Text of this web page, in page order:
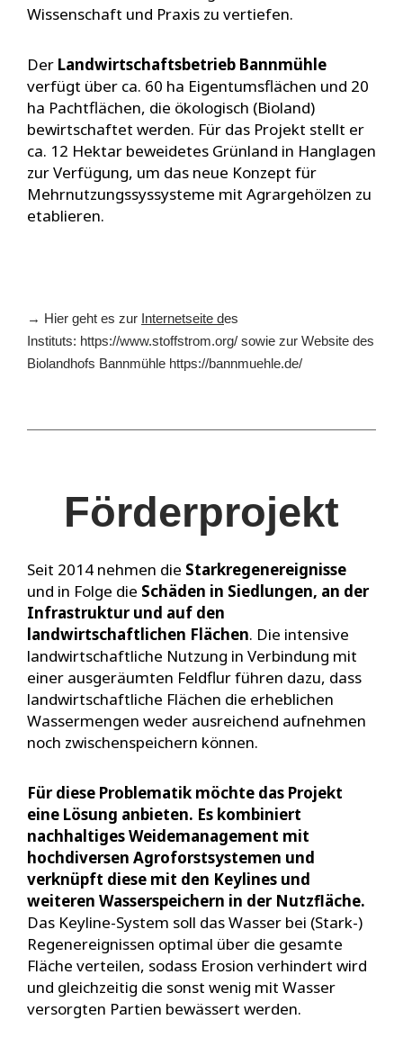
Wissenschaft und Praxis zu vertiefen.
Der Landwirtschaftsbetrieb Bannmühle
verfügt über ca. 60 ha Eigentumsflächen und 20
ha Pachtflächen, die ökologisch (Bioland)
bewirtschaftet werden. Für das Projekt stellt er
ca. 12 Hektar beweidetes Grünland in Hanglagen
zur Verfügung, um das neue Konzept für
Mehrnutzungssyssysteme mit Agrargehölzen zu
etablieren.
→ Hier geht es zur Internetseite des
Instituts: https://www.stoffstrom.org/ sowie zur Website des
Biolandhofs Bannmühle https://bannmuehle.de/
Förderprojekt
Seit 2014 nehmen die Starkregenereignisse
und in Folge die Schäden in Siedlungen, an der
Infrastruktur und auf den
landwirtschaftlichen Flächen. Die intensive
landwirtschaftliche Nutzung in Verbindung mit
einer ausgeräumten Feldflur führen dazu, dass
landwirtschaftliche Flächen die erheblichen
Wassermengen weder ausreichend aufnehmen
noch zwischenspeichern können.
Für diese Problematik möchte das Projekt
eine Lösung anbieten. Es kombiniert
nachhaltiges Weidemanagement mit
hochdiversen Agroforstsystemen und
verknüpft diese mit den Keylines und
weiteren Wasserspeichern in der Nutzfläche.
Das Keyline-System soll das Wasser bei (Stark-)
Regenereignissen optimal über die gesamte
Fläche verteilen, sodass Erosion verhindert wird
und gleichzeitig die sonst wenig mit Wasser
versorgten Partien bewässert werden.